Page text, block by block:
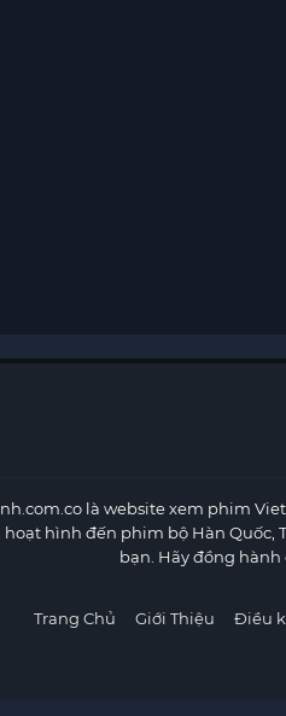
là website xem phim
hình đến phim bộ Hàn
bạn. Hãy đồng
Trang Chủ Giới Thiệu Điều